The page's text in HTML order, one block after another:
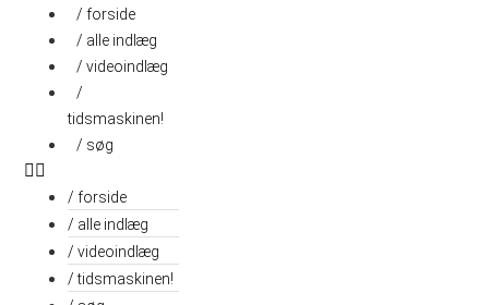
Videre
indhold
/ forside
/ alle indlæg
/ videoindlæg
/
tidsmaskinen!
/ søg
/ forside
/ alle indlæg
/ videoindlæg
/ tidsmaskinen!